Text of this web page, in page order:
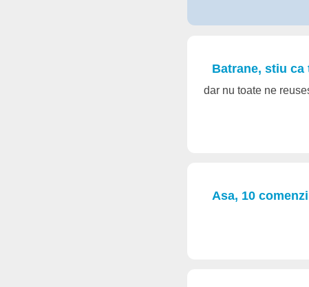
Batrane, stiu
dar nu toate ne
Asa, 10